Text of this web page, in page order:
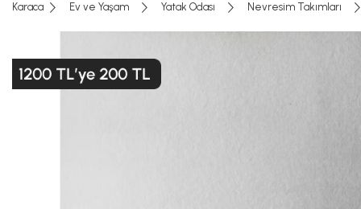
Karaca Ev ve Yaşam Yatak Odası Nevresim Takımları